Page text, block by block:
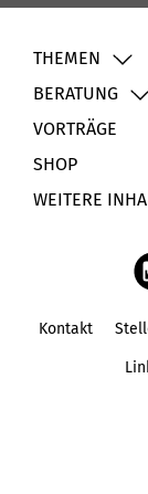
THEMEN
BERATUNG
VORTRÄGE
SHOP
WEITERE
Kontakt